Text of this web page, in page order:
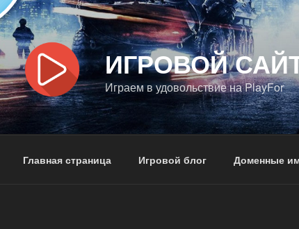
ИГРОВОЙ
Играем в удовольствие на PlayFor
Главная страница Игровой блог Доменные